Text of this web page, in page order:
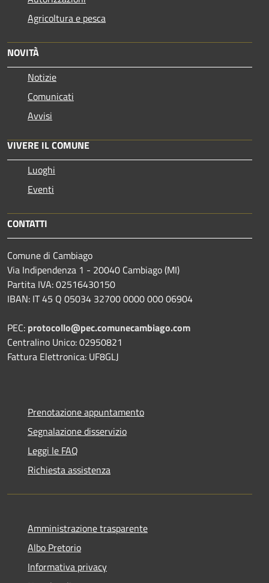
Agricoltura e pesca
NOVITÀ
Notizie
Comunicati
Avvisi
VIVERE IL COMUNE
Luoghi
Eventi
CONTATTI
Comune di Cambiago
Via Indipendenza 1 - 20040 Cambiago (MI)
Partita IVA: 02516430150
IBAN: IT 45 Q 05034 32700 0000 000 06904
PEC: protocollo@pec.comunecambiago.com
Centralino Unico: 02950821
Fattura Elettronica: UF8GLJ
Prenotazione appuntamento
Segnalazione disservizio
Leggi le FAQ
Richiesta assistenza
Amministrazione trasparente
Albo Pretorio
Informativa privacy